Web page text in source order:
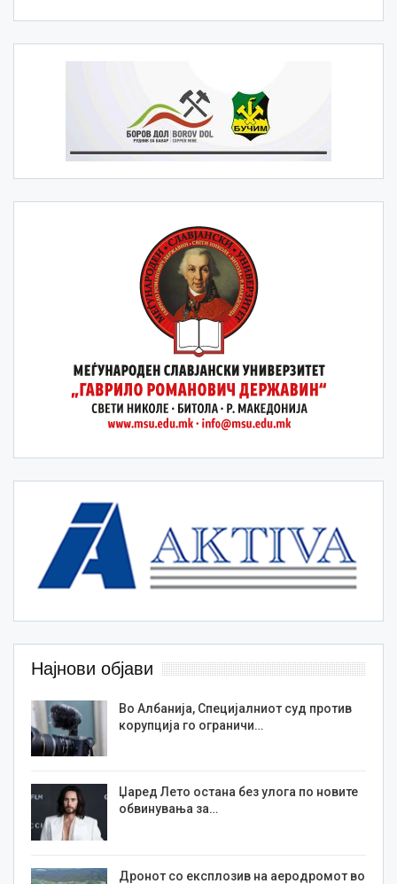
Најнови објави
Во Албанија, Специјалниот суд против
корупција го ограничи…
Џаред Лето остана без улога по новите
обвинувања за…
Дронот со експлозив на аеродромот во